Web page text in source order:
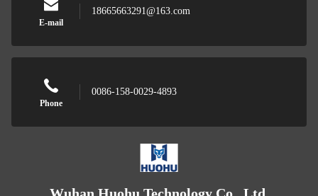
E-mail
18665663291@163.com
Phone
0086-158-0029-4893